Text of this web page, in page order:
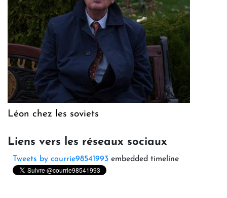
Léon chez les soviets
Liens vers les réseaux sociaux
Tweets by courrie98541993 embedded timeline